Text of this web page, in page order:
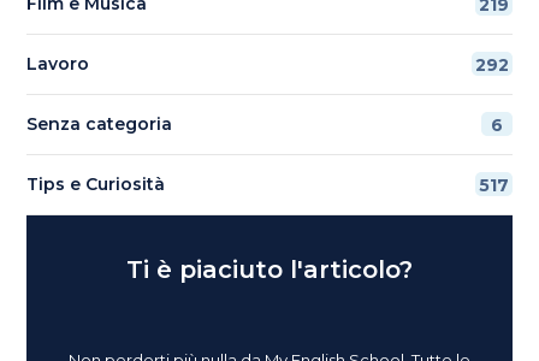
219
Lavoro 292
Senza categoria 6
Tips e Curiosità 517
Ti è piaciuto l'articolo?